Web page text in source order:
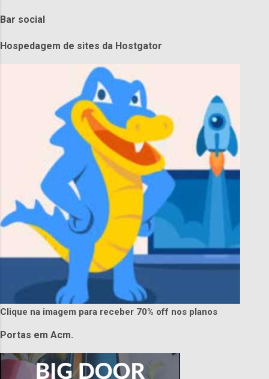
Bar social
Hospedagem de sites da Hostgator
Clique na imagem para receber 70% off nos planos
Portas em Acm.